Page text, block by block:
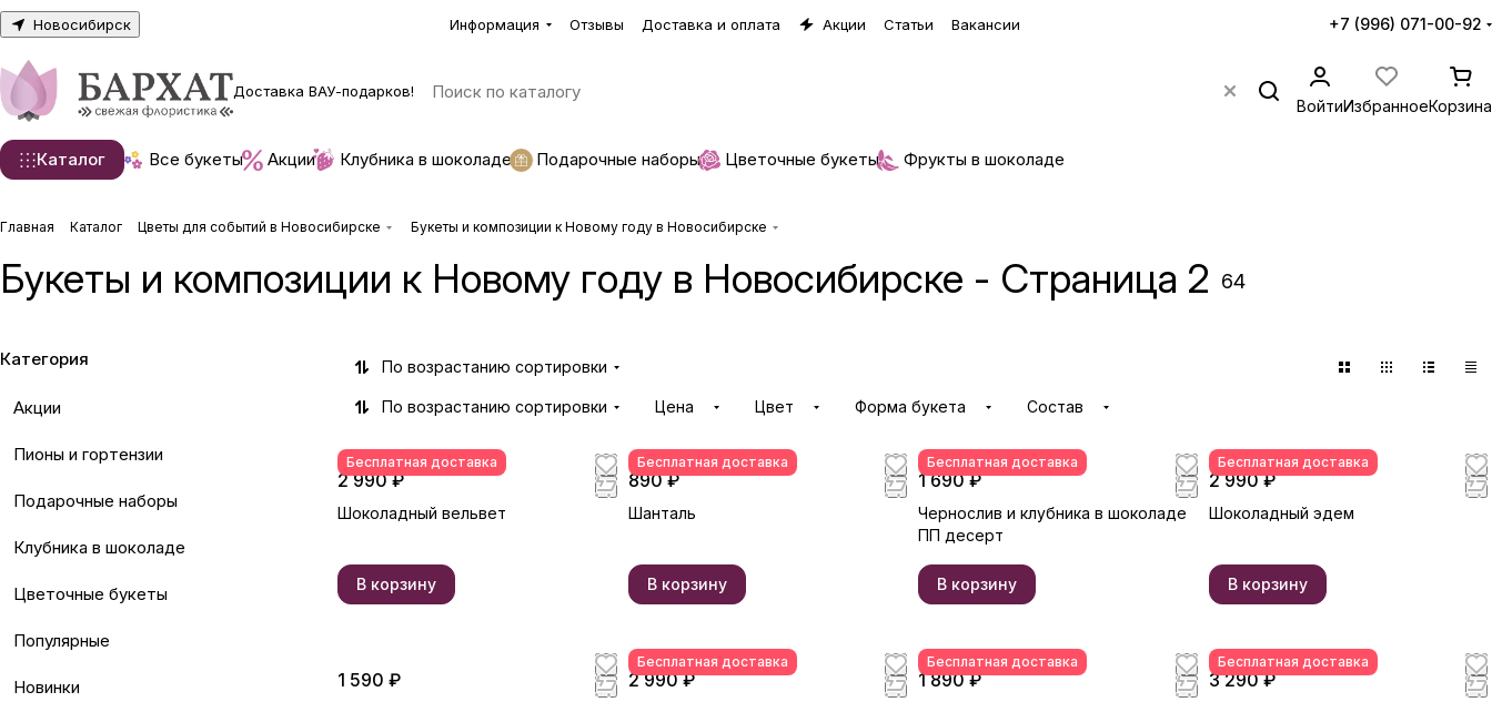
Новосибирск Информация Отзывы Доставка и оплата Акции Статьи Вакансии +7 (996) 071-00-92
Доставка ВАУ-подарков!
ВойтиИзбранноеКорзина
Каталог Все букеты Акции Клубника в шоколаде Подарочные наборы Цветочные букеты Фрукты в шоколаде
Главная Каталог Цветы для событий в Новосибирске Букеты и композиции к Новому году в Новосибирске
Букеты и композиции к Новому году в Новосибирске - Страница 2 64
По возрастанию сортировки
По возрастанию сортировки Цена Цвет Форма букета Состав
Бесплатная доставка
2 990 ₽
Шоколадный вельвет
В корзину
Бесплатная доставка
890 ₽
Шанталь
В корзину
Бесплатная доставка
1 690 ₽
Чернослив и клубника в шоколаде
ПП десерт
В корзину
Бесплатная доставка
2 990 ₽
Шоколадный эдем
В корзину
1 590 ₽
Бесплатная доставка
2 990 ₽
Бесплатная доставка
1 890 ₽
Бесплатная доставка
3 290 ₽
Категория
Акции
Пионы и гортензии
Подарочные наборы
Клубника в шоколаде
Цветочные букеты
Популярные
Новинки